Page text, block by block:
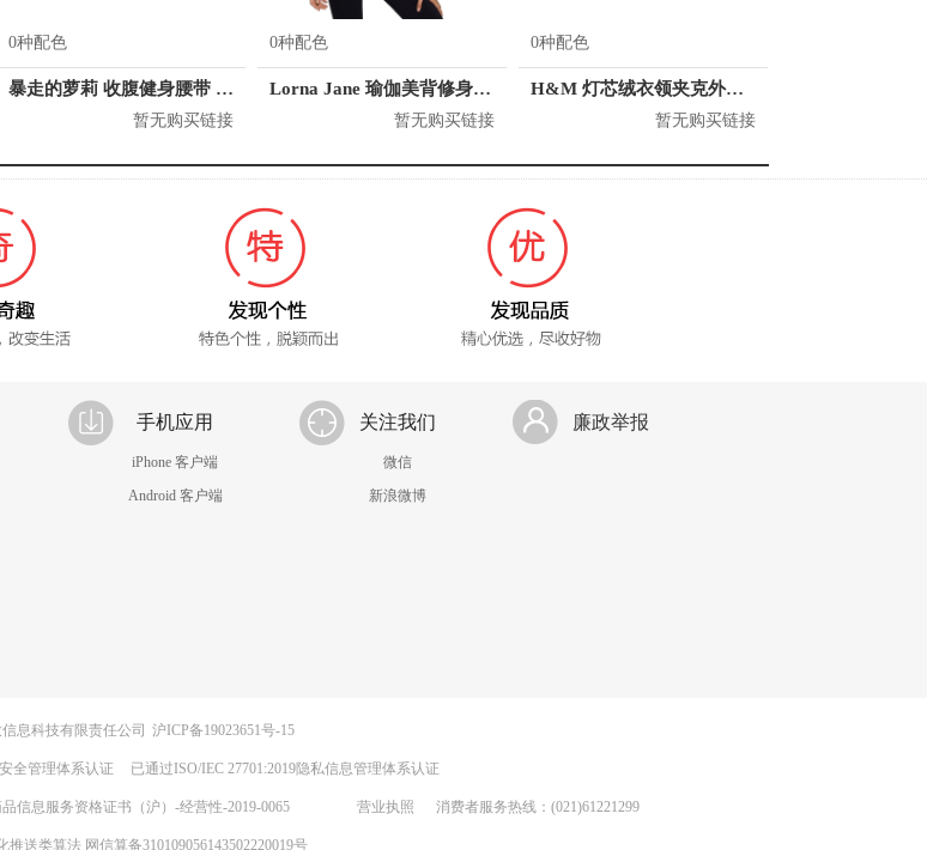
0种配色
暴走的萝莉 收腹健身腰带 LLPJ170416
暂无购买链接
0种配色
Lorna Jane 瑜伽美背修身运动内衣 042077
暂无购买链接
0种配色
H&M 灯芯绒衣领夹克外套 男女同款 0905121
暂无购买链接
手机应用
iPhone 客户端
Android 客户端
关注我们
微信
新浪微博
廉政举报
信息科技有限责任公司 沪ICP备19023651号-15
全管理体系认证 已通过ISO/IEC 27701:2019隐私信息管理体系认证
信息服务资格证书（沪）-经营性-2019-0065 营业执照 消费者服务热线：(021)61221299
推送类算法 网信算备310109056143502220019号